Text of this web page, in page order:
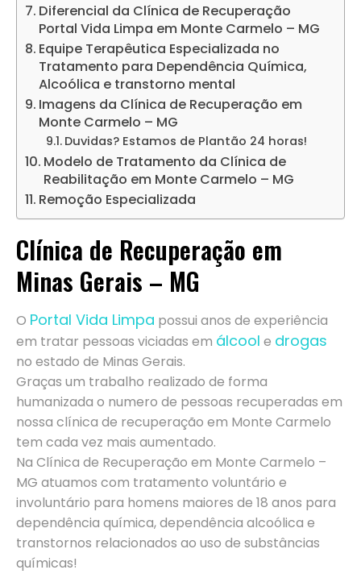
Diferencial da Clínica de Recuperação
Portal Vida Limpa em Monte Carmelo – MG
Equipe Terapêutica Especializada no
Tratamento para Dependência Química,
Alcoólica e transtorno mental
Imagens da Clínica de Recuperação em
Monte Carmelo – MG
Duvidas? Estamos de Plantão 24 horas!
Modelo de Tratamento da Clínica de
Reabilitação em Monte Carmelo – MG
Remoção Especializada
Clínica de Recuperação em
Minas Gerais – MG
O Portal Vida Limpa possui anos de experiência
em tratar pessoas viciadas em álcool e drogas
no estado de Minas Gerais.
Graças um trabalho realizado de forma
humanizada o numero de pessoas recuperadas em
nossa clínica de recuperação em Monte Carmelo
tem cada vez mais aumentado.
Na Clínica de Recuperação em Monte Carmelo –
MG atuamos com tratamento voluntário e
involuntário para homens maiores de 18 anos para
dependência química, dependência alcoólica e
transtornos relacionados ao uso de substâncias
químicas!